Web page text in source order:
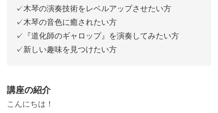
✓木琴の演奏技術をレベルアップさせたい方
✓木琴の音色に癒されたい方
✓『道化師のギャロップ』を演奏してみたい方
✓新しい趣味を見つけたい方
講座の紹介
こんにちは！